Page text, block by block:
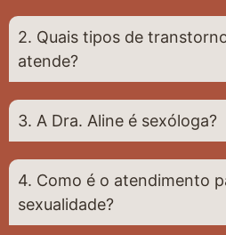
2. Quais tipos de
atende?
3. A Dra. Aline é sexóloga?
4. Como é o atendimento
sexualidade?